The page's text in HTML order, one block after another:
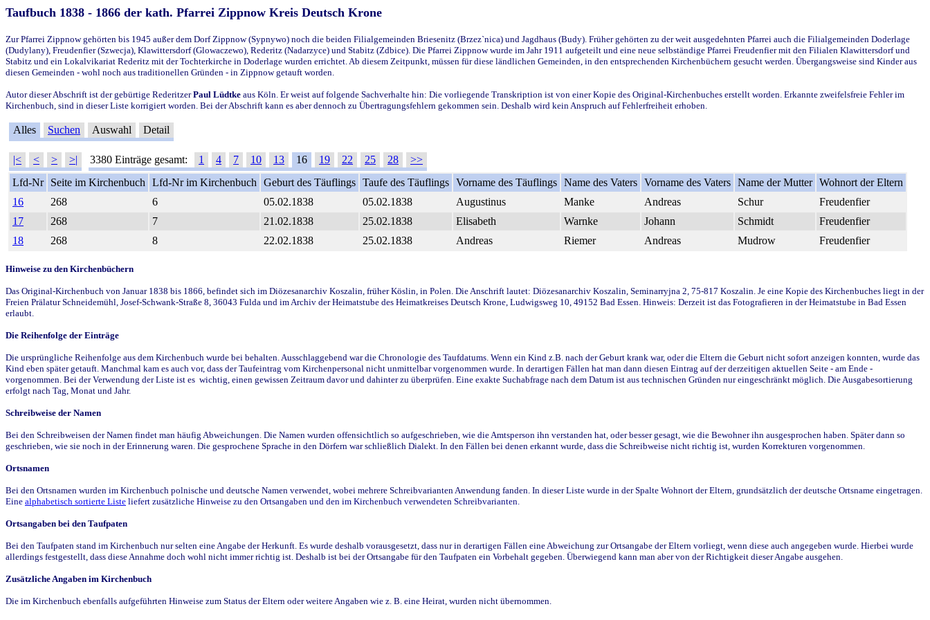
Taufbuch 1838 - 1866 der kath. Pfarrei Zippnow Kreis Deutsch Krone
Zur Pfarrei Zippnow gehörten bis 1945 außer dem Dorf Zippnow (Sypnywo) noch die beiden Filialgemeinden Briesenitz (Brzez`nica) und Jagdhaus (Budy). Früher gehörten zu der weit ausgedehnten Pfarrei auch die Filialgemeinden Doderlage
(Dudylany), Freudenfier (Szwecja), Klawittersdorf (Glowaczewo), Rederitz (Nadarzyce) und Stabitz (Zdbice). Die Pfarrei Zippnow wurde im Jahr 1911 aufgeteilt und eine neue selbständige Pfarrei Freudenfier mit den Filialen Klawittersdorf und
Stabitz und ein Lokalvikariat Rederitz mit der Tochterkirche in Doderlage wurden errichtet. Ab diesem Zeitpunkt, müssen für diese ländlichen Gemeinden, in den entsprechenden Kirchenbüchern gesucht werden. Übergangsweise sind Kinder aus
diesen Gemeinden - wohl noch aus traditionellen Gründen - in Zippnow getauft worden.
Autor dieser Abschrift ist der gebürtige RederitzerPaul Lüdtke aus Köln. Er weist auf folgende Sachverhalte hin: Die vorliegende Transkription ist von einer Kopie des Original-Kirchenbuches erstellt worden. Erkannte zweifelsfreie Fehler im
Kirchenbuch, sind in dieser Liste korrigiert worden. Bei der Abschrift kann es aber dennoch zu Übertragungsfehlern gekommen sein. Deshalb wird kein Anspruch auf Fehlerfreiheit erhoben.
Alles Suchen Auswahl Detail
|< < > >| 3380 Einträge gesamt: 1 4 7 10 13 16 19 22 25 28
>>
Lfd-Nr
Seite im Kirchenbuch Lfd-Nr im Kirchenbuch Geburt des Täuflings Taufe des Täuflings Vorname des Täuflings Name des Vaters Vorname des Vaters Name der Mutter Wohnort der Eltern
16
268 6 05.02.1838 05.02.1838 Augustinus Manke Andreas Schur
Freudenfier
17
268 7 21.02.1838 25.02.1838 Elisabeth Warnke Johann Schmidt
Freudenfier
18
268 8 22.02.1838 25.02.1838 Andreas Riemer Andreas Mudrow Freudenfier
Hinweise zu den Kirchenbüchern
Das Original-Kirchenbuch von Januar 1838 bis 1866, befindet sich im Diözesanarchiv Koszalin, früher Köslin, in Polen. Die Anschrift lautet: Diözesanarchiv Koszalin, Seminarryjna 2, 75-817 Koszalin. Je eine Kopie des Kirchenbuches liegt in der
Freien Prälatur Schneidemühl, Josef-Schwank-Straße 8, 36043 Fulda und im Archiv der Heimatstube des Heimatkreises Deutsch Krone, Ludwigsweg 10, 49152 Bad Essen. Hinweis: Derzeit ist das Fotografieren in der Heimatstube in Bad Essen
erlaubt.
Die Reihenfolge der Einträge
Die ursprüngliche Reihenfolge aus dem Kirchenbuch wurde bei behalten. Ausschlaggebend war die Chronologie des Taufdatums. Wenn ein Kind z.B. nach der Geburt krank war, oder die Eltern die Geburt nicht sofort anzeigen konnten, wurde das
Kind eben später getauft. Manchmal kam es auch vor, dass der Taufeintrag vom Kirchenpersonal nicht unmittelbar vorgenommen wurde. In derartigen Fällen hat man dann diesen Eintrag auf der derzeitigen aktuellen Seite - am Ende -
vorgenommen. Bei der Verwendung der Liste ist es wichtig, einen gewissen Zeitraum davor und dahinter zu überprüfen. Eine exakte Suchabfrage nach dem Datum ist aus technischen Gründen nur eingeschränkt möglich. Die Ausgabesortierung
erfolgt nach Tag, Monat und Jahr.
Schreibweise der Namen
Bei den Schreibweisen der Namen findet man häufig Abweichungen. Die Namen wurden offensichtlich so aufgeschrieben, wie die Amtsperson ihn verstanden hat, oder besser gesagt, wie die Bewohner ihn ausgesprochen haben. Später dann so
geschrieben, wie sie noch in der Erinnerung waren. Die gesprochene Sprache in den Dörfern war schließlich Dialekt. In den Fällen bei denen erkannt wurde, dass die Schreibweise nicht richtig ist, wurden Korrekturen vorgenommen.
Ortsnamen
Bei den Ortsnamen wurden im Kirchenbuch polnische und deutsche Namen verwendet, wobei mehrere Schreibvarianten Anwendung fanden. In dieser Liste wurde in der Spalte Wohnort der Eltern, grundsätzlich der deutsche Ortsname eingetragen.
Eine alphabetisch sortierte Liste liefert zusätzliche Hinweise zu den Ortsangaben und den im Kirchenbuch verwendeten Schreibvarianten.
Ortsangaben bei den Taufpaten
Bei den Taufpaten stand im Kirchenbuch nur selten eine Angabe der Herkunft. Es wurde deshalb vorausgesetzt, dass nur in derartigen Fällen eine Abweichung zur Ortsangabe der Eltern vorliegt, wenn diese auch angegeben wurde. Hierbei wurde
allerdings festgestellt, dass diese Annahme doch wohl nicht immer richtig ist. Deshalb ist bei der Ortsangabe für den Taufpaten ein Vorbehalt gegeben. Überwiegend kann man aber von der Richtigkeit dieser Angabe ausgehen.
Zusätzliche Angaben im Kirchenbuch
Die im Kirchenbuch ebenfalls aufgeführten Hinweise zum Status der Eltern oder weitere Angaben wie z. B. eine Heirat, wurden nicht übernommen.